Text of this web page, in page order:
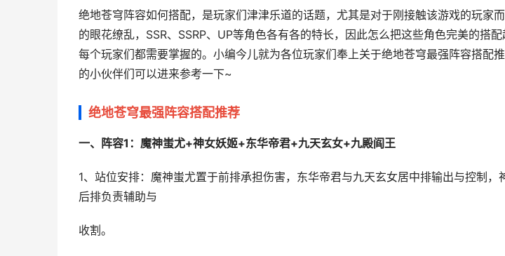
绝地苍穹阵容如何搭配，是玩家们津津乐道的话题，尤其是对于刚接触该游戏的玩家
的眼花缭乱，SSR、SSRP、UP等角色各有各的特长，因此怎么把这些角色完美的搭
每个玩家们都需要掌握的。小编今儿就为各位玩家们奉上关于绝地苍穹最强阵容搭配
的小伙伴们可以进来参考一下~
绝地苍穹最强阵容搭配推荐
一、阵容1：魔神蚩尤+神女妖姬+东华帝君+九天玄女+九殿阎王​
1、站位安排：魔神蚩尤置于前排承担伤害，东华帝君与九天玄女居中排输出与控制，
后排负责辅助与
收割。